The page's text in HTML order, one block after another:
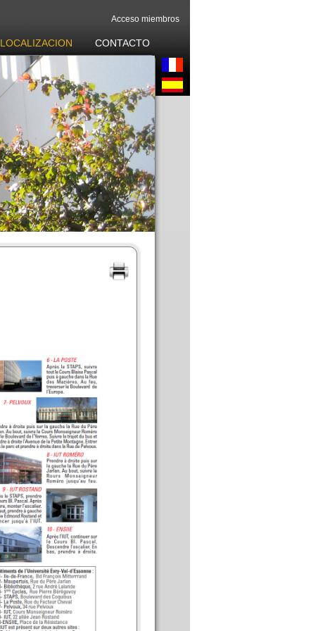
Acceso miembros
LOCALIZACION CONTACTO